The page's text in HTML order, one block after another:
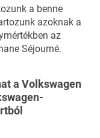
a benne
azoknak a
az
Séjourné.
a Volkswagen